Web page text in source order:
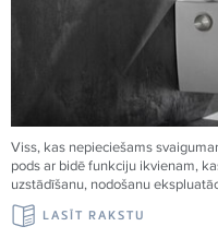
Viss, kas nepieciešams
pods ar bidē funkciju ikvienam,
uzstādīšanu, nodošanu
LASĪT RAKSTU